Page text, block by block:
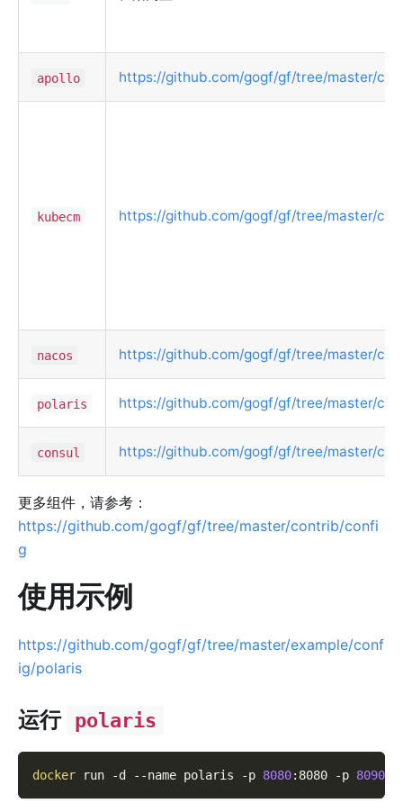
apollo https://github.com/gogf/gf/tree/master/
kubecm https://github.com/gogf/gf/tree/master/
nacos https://github.com/gogf/gf/tree/master/
polaris https://github.com/gogf/gf/tree/master/
consul https://github.com/gogf/gf/tree/master/
更多组件，请参考：
https://github.com/gogf/gf/tree/master/contrib/confi
g
使用示例
https://github.com/gogf/gf/tree/master/example/conf
ig/polaris
运行 polaris
docker run -d --name polaris -p 8080:8080 -p 8090